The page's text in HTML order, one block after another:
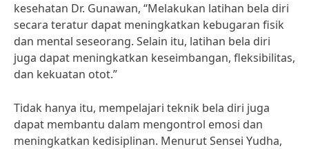
kesehatan Dr. Gunawan, “Melakukan latihan bela diri
secara teratur dapat meningkatkan kebugaran fisik
dan mental seseorang. Selain itu, latihan bela diri
juga dapat meningkatkan keseimbangan, fleksibilitas,
dan kekuatan otot.”
Tidak hanya itu, mempelajari teknik bela diri juga
dapat membantu dalam mengontrol emosi dan
meningkatkan kedisiplinan. Menurut Sensei Yudha,